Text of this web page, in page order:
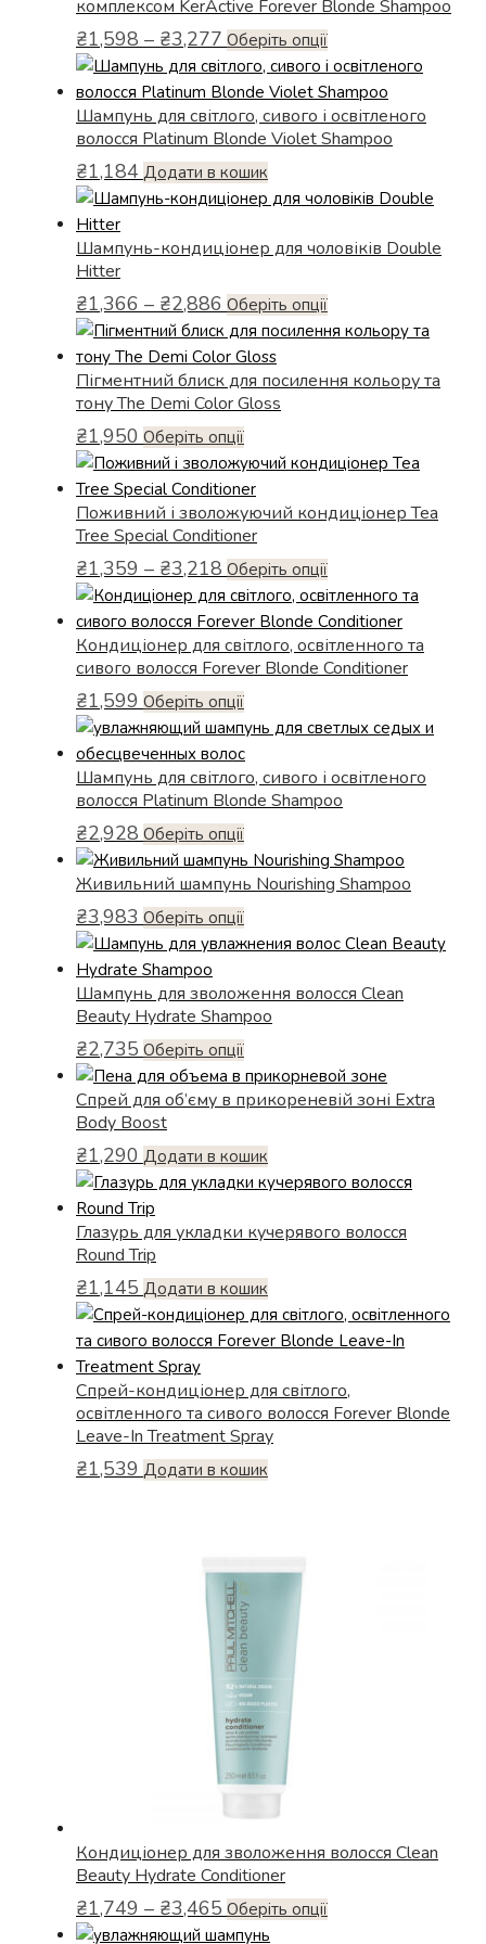
₴2,013
варіантів.
Параметри
можна
вибрати
на
сторінці
комплексом KerActive Forever Blonde Shampoo
₴1,598 – ₴3,277 Діапазон
цін:
від
₴1,598
до
₴3,277
Оберіть опціїЦей
товар
має
кілька
варіантів.
можна
на
товару
Шампунь для світлого, сивого і освітленого
волосся Platinum Blonde Violet Shampoo
₴1,184 Додати в кошик
Шампунь-кондиціонер для чоловіків Double
Hitter
₴1,366 – ₴2,886 Діапазон
цін:
від
₴1,366
до
₴2,886
Оберіть опціїЦей
товар
кілька
можна
на
товару
Пігментний блиск для посилення кольору та
тону The Demi Color Gloss
₴1,950 Оберіть опціїЦей
товар
має
кілька
варіантів.
Параметри
можна
вибрати
на
сторінці
товару
Поживний і зволожуючий кондиціонер Tea
Tree Special Conditioner
₴1,359 – ₴3,218 Діапазон
цін:
від
₴1,359
до
₴3,218
Оберіть опціїЦей
товар
має
кілька
варіантів.
можна
на
сторінці
Кондиціонер для світлого, освітленного та
сивого волосся Forever Blonde Conditioner
₴1,599 Оберіть опціїЦей
товар
має
кілька
варіантів.
Параметри
можна
вибрати
на
сторінці
Шампунь для світлого, сивого і освітленого
волосся Platinum Blonde Shampoo
₴2,928 Оберіть опціїЦей
товар
має
кілька
варіантів.
можна
вибрати
на
сторінці
товару
Живильний шампунь Nourishing Shampoo
₴3,983 Оберіть опціїЦей
товар
кілька
варіантів.
Параметри
можна
вибрати
сторінці
товару
Шампунь для зволоження волосся Clean
Beauty Hydrate Shampoo
₴2,735 Оберіть опціїЦей
товар
має
варіантів.
Параметри
вибрати
сторінці
товару
Спрей для об’єму в прикореневій зоні Extra
Body Boost
₴1,290 Додати в кошик
Глазурь для укладки кучерявого волосся
Round Trip
₴1,145 Додати в кошик
Спрей-кондиціонер для світлого,
освітленного та сивого волосся Forever Blonde
Leave-In Treatment Spray
₴1,539 Додати в кошик
Кондиціонер для зволоження волосся Clean
Beauty Hydrate Conditioner
₴1,749 – ₴3,465 Діапазон
цін:
Оберіть опціїЦей